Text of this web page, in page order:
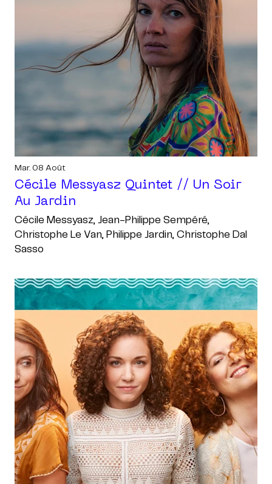
Mar. 08 Août
Cécile Messyasz Quintet // Un Soir
Au Jardin
Cécile Messyasz, Jean-Philippe Sempéré,
Christophe Le Van, Philippe Jardin, Christophe Dal
Sasso